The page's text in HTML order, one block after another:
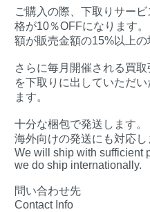
ご購入の際、下取りサー
格が10％OFFになります
額が販売金額の15%以上の
さらに毎月開催される買
を下取りに出していただ
ます。
十分な梱包で発送します。
海外向けの発送にも対応し
We will ship with sufficient
we do ship internationally.
問い合わせ先
Contact Info